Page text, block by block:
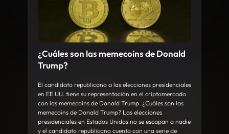
¿Cuáles son las memecoins de Donald
Trump?
El candidato republicano a las elecciones presidenciales
en EE.UU. tiene su representación en el criptomercado
con las memecoins de Donald Trump. ¿Cuáles son las
memecoins de Donald Trump? Las elecciones
presidenciales en Estados Unidos no se escapan a nadie
y el candidato republicano cuenta con una serie de